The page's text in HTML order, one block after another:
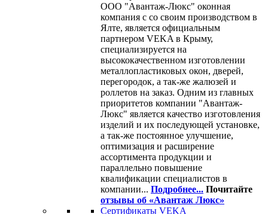
ООО "Авантаж-Люкс" оконная
компания с со своим производством в
Ялте, является официальным
партнером VEKA в Крыму,
специализируется на
высококачественном изготовлении
металлопластиковых окон, дверей,
перегородок, а так-же жалюзей и
роллетов на заказ. Одним из главных
приоритетов компании "Авантаж-
Люкс" является качество изготовления
изделий и их последующей установке,
а так-же постоянное улучшение,
оптимизация и расширение
ассортимента продукции и
параллельно повышение
квалификации специалистов в
компании... Подробнее... Почитайте
отзывы об «Авантаж Люкс»
Сертификаты VEKA